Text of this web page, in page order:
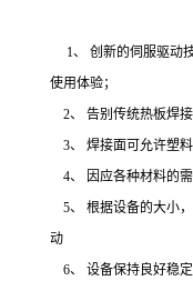
1、 创新的伺服驱动
使用体验；
2、 告别传统热板焊
3、 焊接面可允许塑
4、 因应各种材料的
5、 根据设备的大小
动
6、 设备保持良好稳